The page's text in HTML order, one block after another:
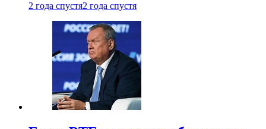
2 года спустя2 года спустя